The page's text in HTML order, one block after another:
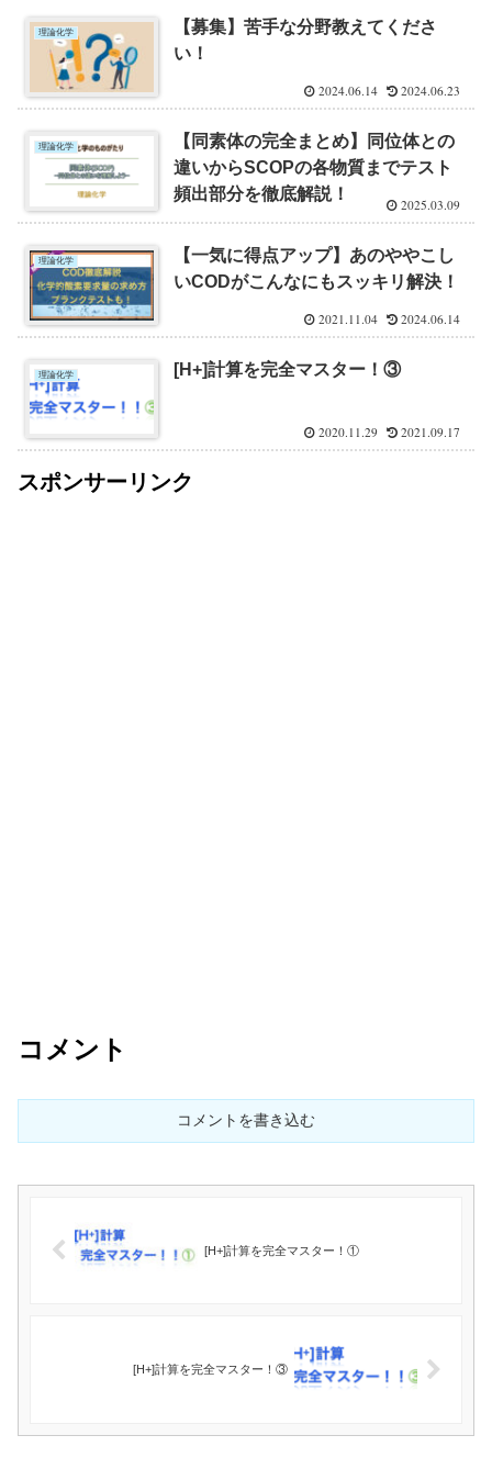
理論化学
【募集】苦手な分野教えてくださ
い！
2024.06.14 2024.06.23
理論化学
【同素体の完全まとめ】同位体との
違いからSCOPの各物質までテスト
頻出部分を徹底解説！
2025.03.09
理論化学
【一気に得点アップ】あのややこし
いCODがこんなにもスッキリ解決！
2021.11.04 2024.06.14
理論化学 [H+]計算を完全マスター！③
2020.11.29 2021.09.17
スポンサーリンク
コメント
コメントを書き込む
[H+]計算を完全マスター！①
[H+]計算を完全マスター！③